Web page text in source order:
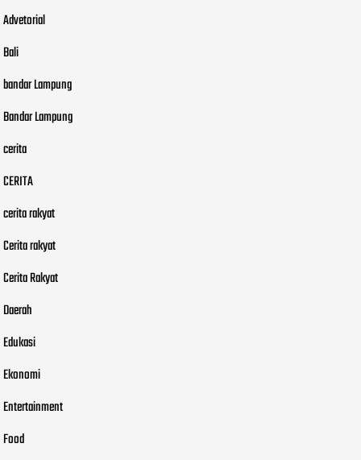
Advetorial
Bali
bandar Lampung
Bandar Lampung
cerita
CERITA
cerita rakyat
Cerita rakyat
Cerita Rakyat
Daerah
Edukasi
Ekonomi
Entertainment
Food